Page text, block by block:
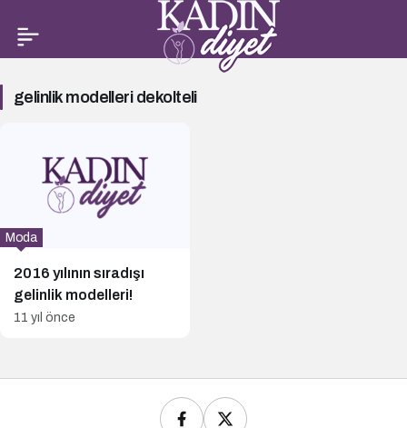
gelinlik
gelinlik modelleri dekolteli
2016 yılının sıradışı
gelinlik modelleri!
Moda
11 yıl önce